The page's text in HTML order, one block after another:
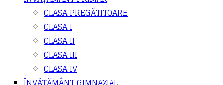
CLASA PREGĂTITOARE
CLASA I
CLASA II
CLASA III
CLASA IV